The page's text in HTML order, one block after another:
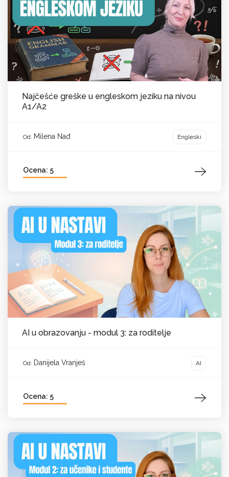
Najčešće greške u engleskom jeziku na nivou
A1/A2
Od: Milena Nađ Engleski
Ocena: 5
AI u obrazovanju - modul 3: za roditelje
Od: Danijela Vranješ AI
Ocena: 5